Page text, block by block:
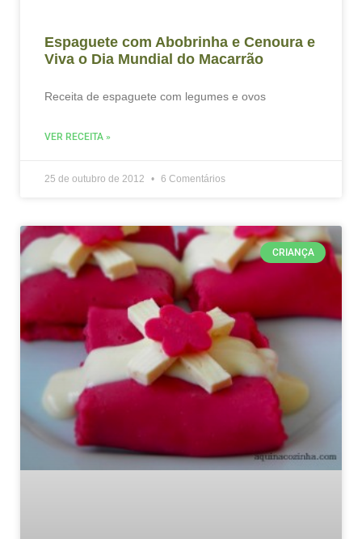
Espaguete com Abobrinha e Cenoura e
Viva o Dia Mundial do Macarrão
Receita de espaguete com legumes e ovos
VER RECEITA »
25 de outubro de 2012 6 Comentários
CRIANÇA